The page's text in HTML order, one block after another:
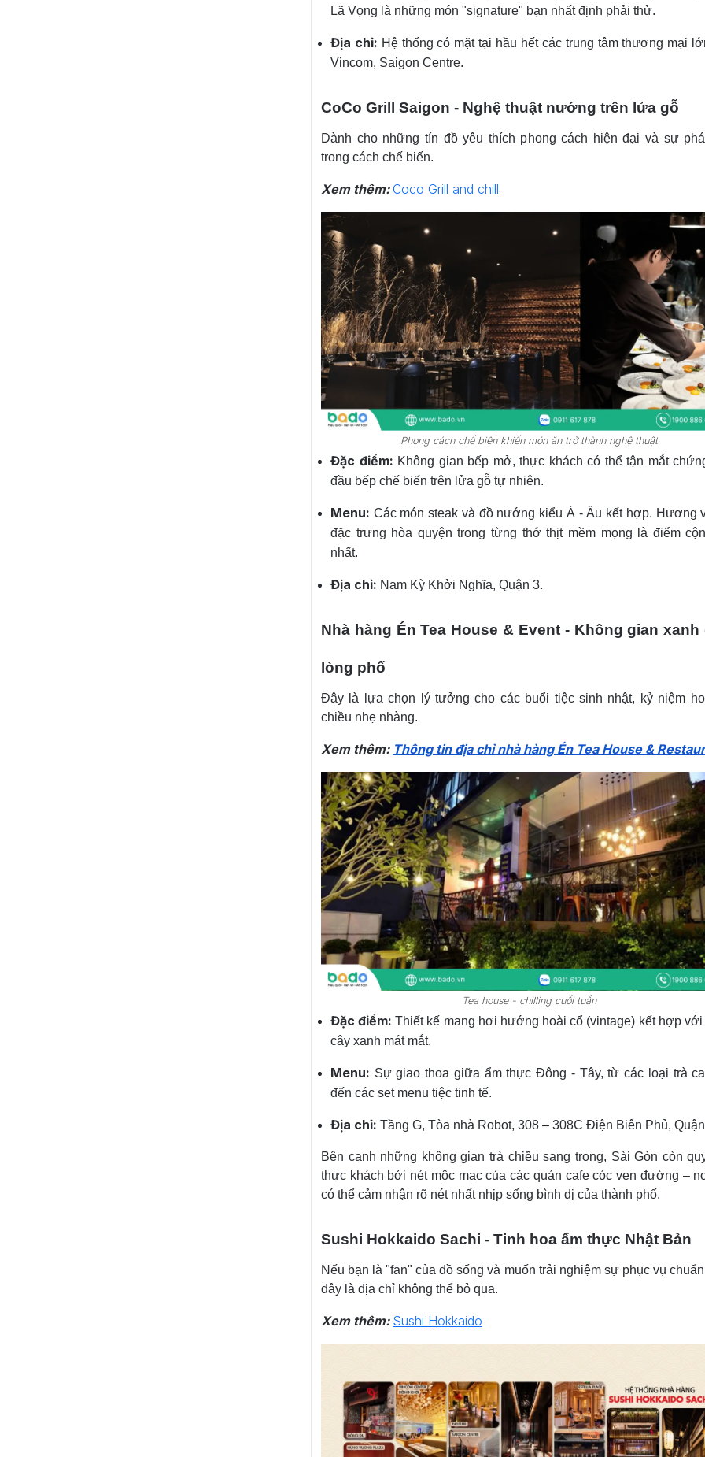
Lã Vọng là những món "signature" bạn nhất định phải thử.
Địa chỉ: Hệ thống có mặt tại hầu hết các trung tâm thương mại
Vincom, Saigon Centre.
CoCo Grill Saigon - Nghệ thuật nướng trên lửa gỗ
Dành cho những tín đồ yêu thích phong cách hiện đại và sự
trong cách chế biến.
Xem thêm: Coco Grill and chill
Phong cách chế biến khiến món ăn trở thành nghệ thuật
Đặc điểm: Không gian bếp mở, thực khách có thể tận mắt
đầu bếp chế biến trên lửa gỗ tự nhiên.
Menu: Các món steak và đồ nướng kiểu Á - Âu kết hợp. Hương
đặc trưng hòa quyện trong từng thớ thịt mềm mọng là điểm
nhất.
Địa chỉ: Nam Kỳ Khởi Nghĩa, Quận 3.
Nhà hàng Én Tea House & Event - Không gian
lòng phố
Đây là lựa chọn lý tưởng cho các buổi tiệc sinh nhật, kỷ niệm
chiều nhẹ nhàng.
Xem thêm: Thông tin địa chỉ nhà hàng Én Tea House &
Tea house - chilling cuối tuần
Đặc điểm: Thiết kế mang hơi hướng hoài cổ (vintage) kết hợp với
cây xanh mát mắt.
Menu: Sự giao thoa giữa ẩm thực Đông - Tây, từ các loại trà
đến các set menu tiệc tinh tế.
Địa chỉ: Tầng G, Tòa nhà Robot, 308 – 308C Điện Biên Phủ,
Bên cạnh những không gian trà chiều sang trọng, Sài Gòn còn
thực khách bởi nét mộc mạc của các quán cafe cóc ven đường –
có thể cảm nhận rõ nét nhất nhịp sống bình dị của thành phố.
Sushi Hokkaido Sachi - Tinh hoa ẩm thực Nhật Bản
Nếu bạn là "fan" của đồ sống và muốn trải nghiệm sự phục vụ
đây là địa chỉ không thể bỏ qua.
Xem thêm: Sushi Hokkaido